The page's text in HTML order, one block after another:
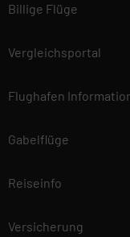
Billige Flüge
Vergleichsportal
Flughafen
Gabelflüge
Reiseinfo
Versicherung